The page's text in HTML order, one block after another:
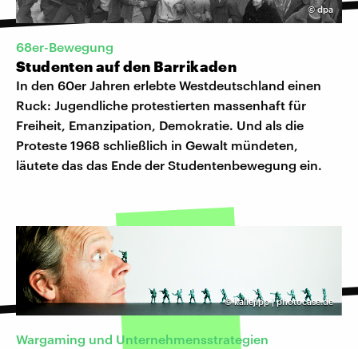
©dpa
68er-Bewegung
Studenten auf den Barrikaden
In den 60er Jahren erlebte Westdeutschland einen
Ruck: Jugendliche protestierten massenhaft für
Freiheit, Emanzipation, Demokratie. Und als die
Proteste 1968 schließlich in Gewalt mündeten,
läutete das das Ende der Studentenbewegung ein.
©kallejipp | photocase.de
Wargaming und Unternehmensstrategien